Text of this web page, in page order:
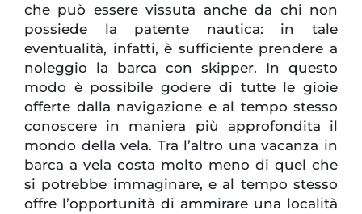
che può essere vissuta anche da chi non
possiede la patente nautica: in tale
eventualità, infatti, è sufficiente prendere a
noleggio la barca con skipper. In questo
modo è possibile godere di tutte le gioie
offerte dalla navigazione e al tempo stesso
conoscere in maniera più approfondita il
mondo della vela. Tra l’altro una vacanza in
barca a vela costa molto meno di quel che
si potrebbe immaginare, e al tempo stesso
offre l’opportunità di ammirare una località